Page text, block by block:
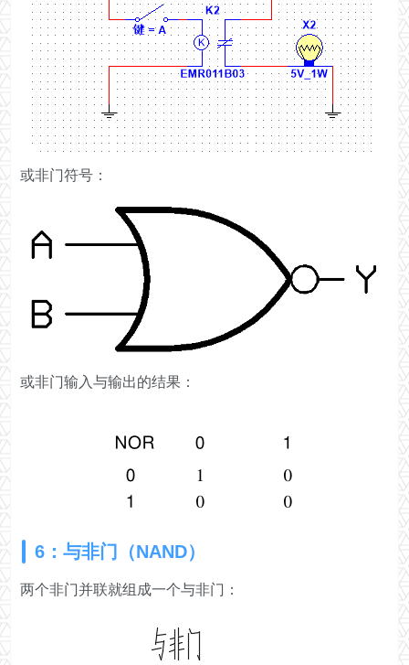
或非门符号：
或非门输入与输出的结果：
6：与非门（NAND）
两个非门并联就组成一个与非门：